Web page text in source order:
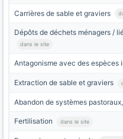
Carrières de sable et graviers
Dépôts de déchets ménagers /
dans le site
Antagonisme avec des espèces
Extraction de sable et graviers
Abandon de systèmes
Fertilisation dans le site